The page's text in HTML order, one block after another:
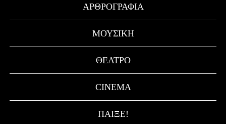
ΑΡΘΡΟΓΡΑΦΊΑ
ΜΟΥΣΙΚΉ
ΘΈΑΤΡΟ
CINEMA
ΠΑΊΞΕ!